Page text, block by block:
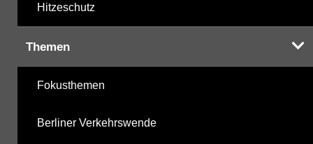
Hitzeschutz
Themen
Fokusthemen
Berliner Verkehrswende